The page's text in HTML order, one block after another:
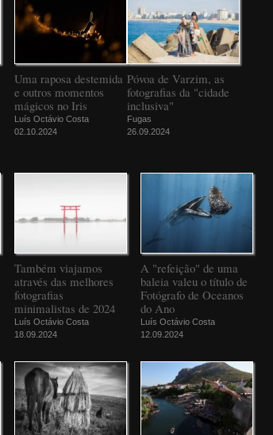
Uma raposa destemida
e outros momentos
mágicos no Iris
Luís Octávio Costa
02.10.2024
Póvoa de Varzim, as
fotografias da "cidade
inclusiva"
Fugas
26.09.2024
Também viajamos
através das melhores
fotografias
minimalistas de 2024
Luís Octávio Costa
18.09.2024
A "refeição" de uma
baleia valeu o título de
Fotógrafo de Oceanos
do Ano
Luís Octávio Costa
12.09.2024